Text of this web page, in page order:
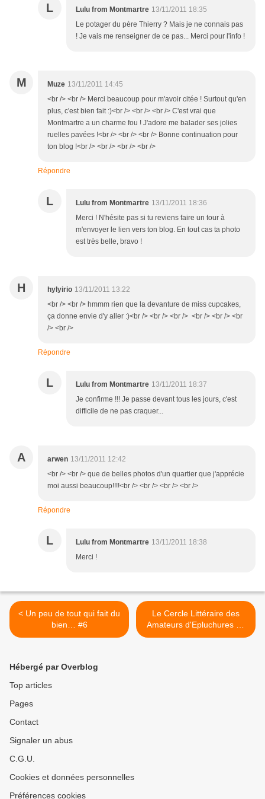
L Lulu from Montmartre 13/11/2011 18:35
Le potager du père Thierry ? Mais je ne connais pas
! Je vais me renseigner de ce pas... Merci pour l'info !
M Muze 13/11/2011 14:45
<br /> <br /> Merci beaucoup pour m'avoir citée ! Surtout qu'en
plus, c'est bien fait :)<br /> <br /> <br /> C'est vrai que
Montmartre a un charme fou ! J'adore me balader ses jolies
ruelles pavées !<br /> <br /> <br /> Bonne continuation pour
ton blog !<br /> <br /> <br /> <br />
Répondre
L Lulu from Montmartre 13/11/2011 18:36
Merci ! N'hésite pas si tu reviens faire un tour à
m'envoyer le lien vers ton blog. En tout cas ta photo
est très belle, bravo !
H hylyirio 13/11/2011 13:22
<br /> <br /> hmmm rien que la devanture de miss cupcakes,
ça donne envie d'y aller :)<br /> <br /> <br /> <br /> <br /> <br
/> <br />
Répondre
L Lulu from Montmartre 13/11/2011 18:37
Je confirme !!! Je passe devant tous les jours, c'est
difficile de ne pas craquer...
A arwen 13/11/2011 12:42
<br /> <br /> que de belles photos d'un quartier que j'apprécie
moi aussi beaucoup!!!!<br /> <br /> <br /> <br />
Répondre
L Lulu from Montmartre 13/11/2011 18:38
Merci !
< Un peu de tout qui fait du
bien… #6
Le Cercle Littéraire des
Amateurs d'Epluchures de
Patates, enfin ! >
Hébergé par Overblog
Top articles
Pages
Contact
Signaler un abus
C.G.U.
Cookies et données personnelles
Préférences cookies